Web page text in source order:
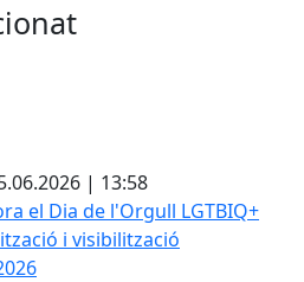
| 13:58
Dia de l'Orgull LGTBIQ+ amb